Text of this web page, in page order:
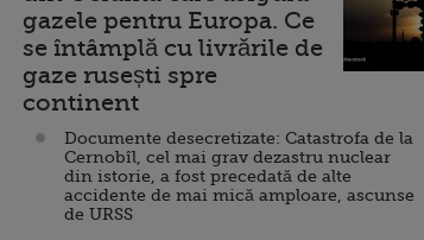
gazele pentru Europa. Ce
se întâmplă cu livrările de
gaze rusești spre
continent
Documente desecretizate: Catastrofa de la
Cernobîl, cel mai grav dezastru nuclear
din istorie, a fost precedată de alte
accidente de mai mică amploare, ascunse
de URSS